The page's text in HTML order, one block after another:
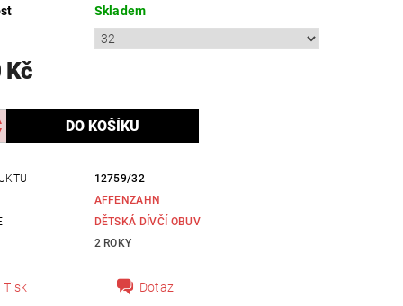
Skladem
Kč
12759/32
AFFENZAHN
DĚTSKÁ DÍVČÍ OBUV
2 ROKY
Tisk Dotaz